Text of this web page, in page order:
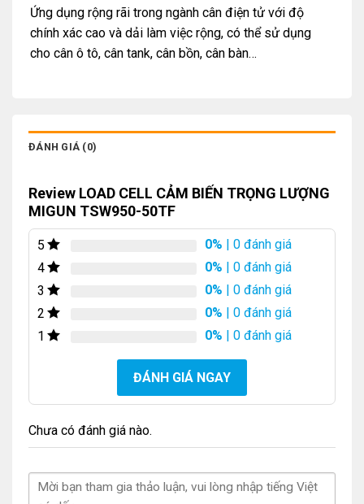
Ứng dụng rộng rãi trong ngành cân điện tử với độ
chính xác cao và dải làm việc rộng, có thể sử dụng
cho cân ô tô, cân tank, cân bồn, cân bàn…
ĐÁNH GIÁ (0)
Review LOAD CELL CẢM BIẾN TRỌNG LƯỢNG
MIGUN TSW950-50TF
5 0% | 0 đánh giá
4
0% | 0 đánh giá
3
0% | 0 đánh giá
2
0% | 0 đánh giá
1
0% | 0 đánh giá
ĐÁNH GIÁ NGAY
Chưa có đánh giá nào.